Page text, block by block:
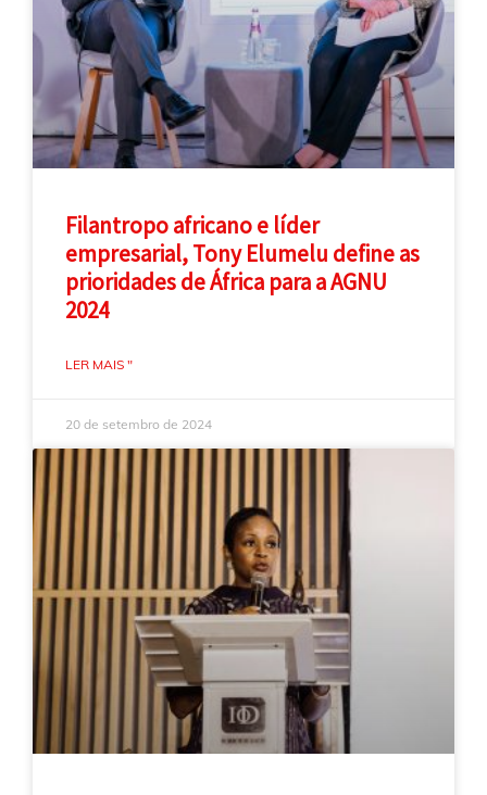
Filantropo africano e líder
empresarial, Tony Elumelu define as
prioridades de África para a AGNU
2024
LER MAIS "
20 de setembro de 2024